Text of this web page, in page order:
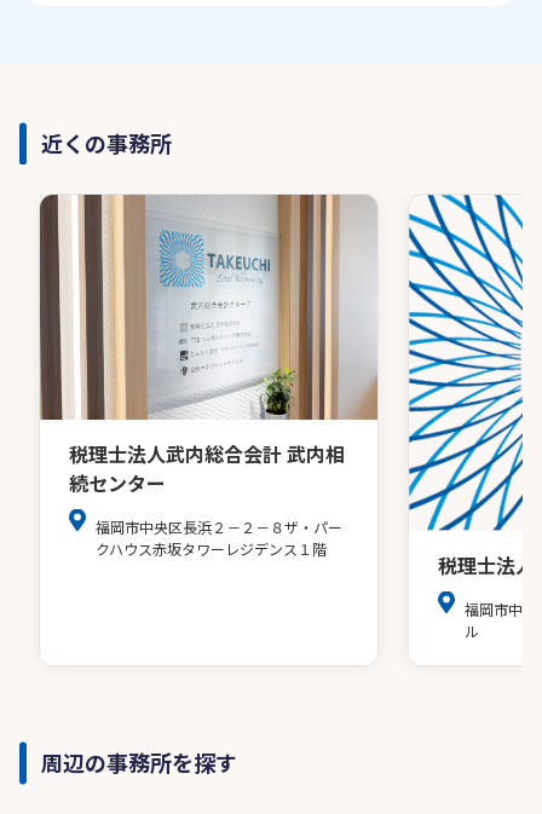
近くの事務所
税理士法人武内総合会計 武内相
続センター
福岡市中央区長浜２－２－８ザ・パー
クハウス赤坂タワーレジデンス１階
税理士法人
福岡市中央
ル
周辺の事務所を探す